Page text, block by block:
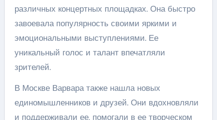
различных концертных площадках. Она быстро
завоевала популярность своими яркими и
эмоциональными выступлениями. Ее
уникальный голос и талант впечатляли
зрителей.
В Москве Варвара также нашла новых
единомышленников и друзей. Они вдохновляли
и поддерживали ее, помогали в ее творческом